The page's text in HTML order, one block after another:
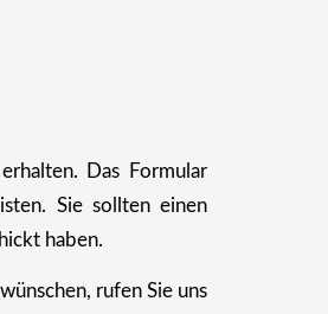
Das Formular
Sie sollten einen
haben.
rufen Sie uns